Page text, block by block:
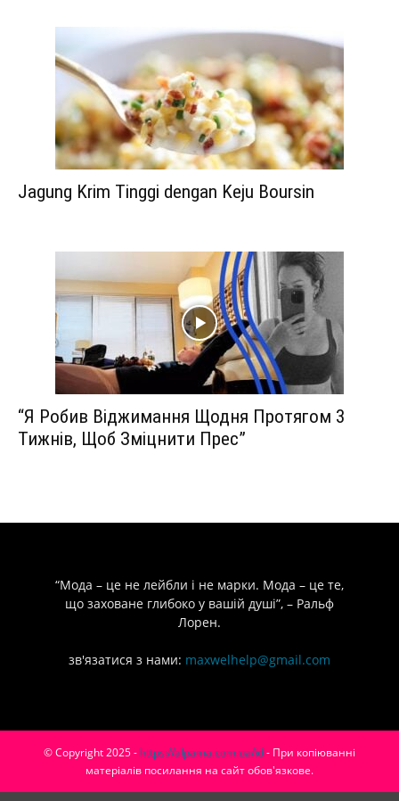
Jagung Krim Tinggi dengan Keju Boursin
“Я Робив Віджимання Щодня Протягом 3
Тижнів, Щоб Зміцнити Прес”
“Мода – це не лейбли і не марки. Мода – це те,
що заховане глибоко у вашій душі”, – Ральф
Лорен.
зв'язатися з нами: maxwelhelp@gmail.com
© Copyright 2025 - https://alpama.com.ua/id- При копіюванні
матеріалів посилання на сайт обов'язкове.